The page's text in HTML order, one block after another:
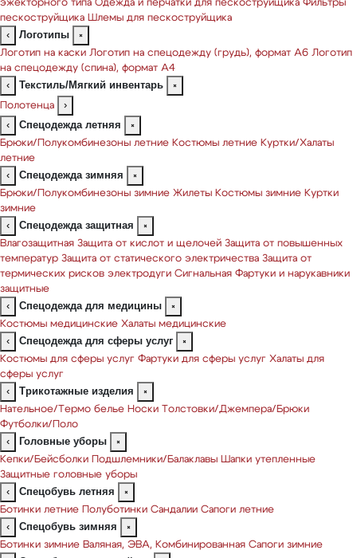
эжекторного типа Одежда и перчатки для пескоструйщика Фильтры
пескоструйщика Шлемы для пескоструйщика
‹
Логотипы
×
Логотип на каски Логотип на спецодежду (грудь), формат А6 Логотип
на спецодежду (спина), формат А4
‹
Текстиль/Мягкий инвентарь
×
Полотенца
›
‹
Спецодежда летняя
×
Брюки/Полукомбинезоны летние Костюмы летние Куртки/Халаты
летние
‹
Спецодежда зимняя
×
Брюки/Полукомбинезоны зимние Жилеты Костюмы зимние Куртки
зимние
‹
Спецодежда защитная
×
Влагозащитная Защита от кислот и щелочей Защита от повышенных
температур Защита от статического электричества Защита от
термических рисков электродуги Сигнальная Фартуки и нарукавники
защитные
‹
Спецодежда для медицины
×
Костюмы медицинские Халаты медицинские
‹
Спецодежда для сферы услуг
×
Костюмы для сферы услуг Фартуки для сферы услуг Халаты для
сферы услуг
‹
Трикотажные изделия
×
Нательное/Термо белье Носки
Толстовки/Джемпера/Брюки
Футболки/Поло
‹
Головные уборы
×
Кепки/Бейсболки
Подшлемники/Балаклавы Шапки утепленные
Защитные головные уборы
‹
Спецобувь летняя
×
Ботинки летние
Полуботинки Сандалии Сапоги летние
‹
Спецобувь зимняя
×
Ботинки зимние Валяная, ЭВА, Комбинированная Сапоги зимние